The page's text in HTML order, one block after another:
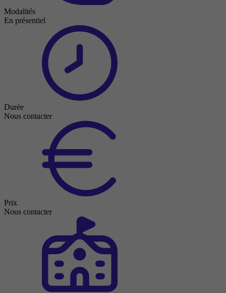
Modalités
En présentiel
Durée
Nous contacter
Prix
Nous contacter